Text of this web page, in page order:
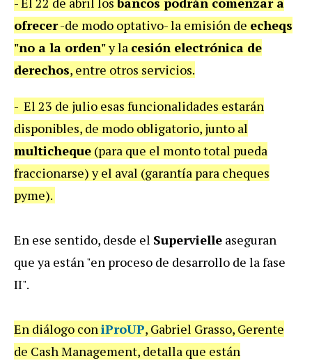
ofrecer-de modo optativo-la emisión de echeqs
"no a la orden"y la cesión electrónica de
derechos, entre otros servicios.
- El 23 de julio esas funcionalidades estarán
disponibles, de modo obligatorio, junto al
multicheque (para que el monto total pueda
fraccionarse) y el aval (garantía para cheques
pyme).
En ese sentido, desde el Supervielle aseguran
que ya están "en proceso de desarrollo de la fase
II".
En diálogo coniProUP, Gabriel Grasso, Gerente
de Cash Management, detalla que están